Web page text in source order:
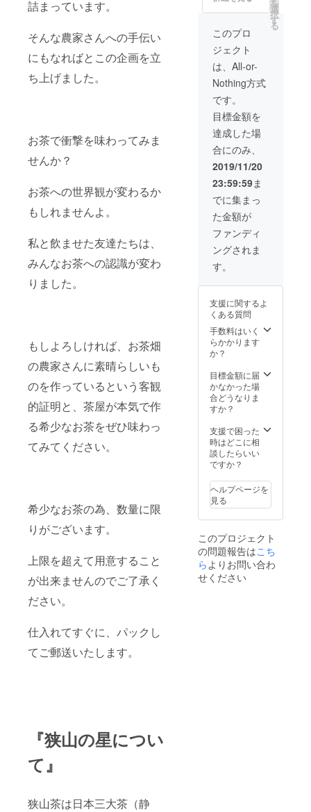
詰まっています。
そんな農家さんへの手伝い
にもなればとこの企画を立
ち上げました。
お茶で衝撃を味わってみま
せんか？
お茶への世界観が変わるか
もしれませんよ。
私と飲ませた友達たちは、
みんなお茶への認識が変わ
りました。
もしよろしければ、お茶畑
の農家さんに素晴らしいも
のを作っているという客観
的証明と、茶屋が本気で作
る希少なお茶をぜひ味わっ
てみてください。
希少なお茶の為、数量に限
りがございます。
上限を超えて用意すること
が出来ませんのでご了承く
ださい。
仕入れてすぐに、パックし
てご郵送いたします。
『狭山の星につい
て』
狭山茶は日本三大茶（静
を
選
択
す
る
このプロ
ジェクト
は、All-or-
Nothing方式
です。
目標金額を
達成した場
合にのみ、
2019/11/20
23:59:59ま
でに集まっ
た金額が
ファンディ
ングされま
す。
支援に関するよ
くある質問
手数料はいく
らかかります
か？
目標金額に届
かなかった場
合どうなりま
すか？
支援で困った
時はどこに相
談したらいい
ですか？
ヘルプページを
見る
このプロジェクト
の問題報告はこち
ら よりお問い合わ
せください